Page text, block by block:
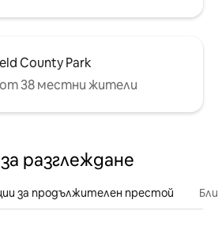
County Park
38 местни жители
разглеждане
за продължителен престой